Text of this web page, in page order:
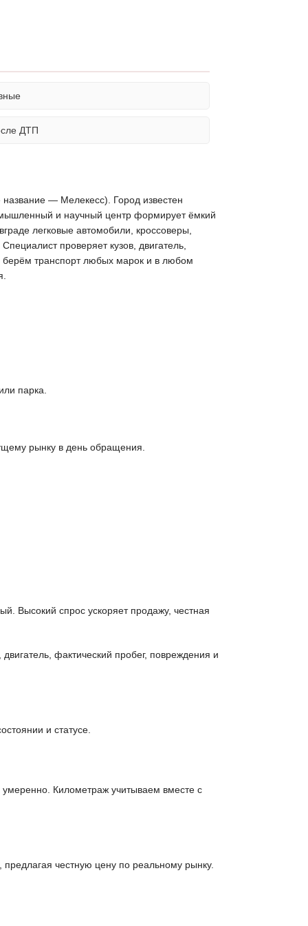
ДТП
— Мелекесс). Город известен
и научный центр формирует ёмкий
легковые автомобили, кроссоверы,
проверяет кузов, двигатель,
берём транспорт любых марок и в любом
парка.
рынку в день обращения.
Высокий спрос ускоряет продажу, честная
фактический пробег, повреждения и
и статусе.
умеренно. Километраж учитываем вместе с
честную цену по реальному рынку.